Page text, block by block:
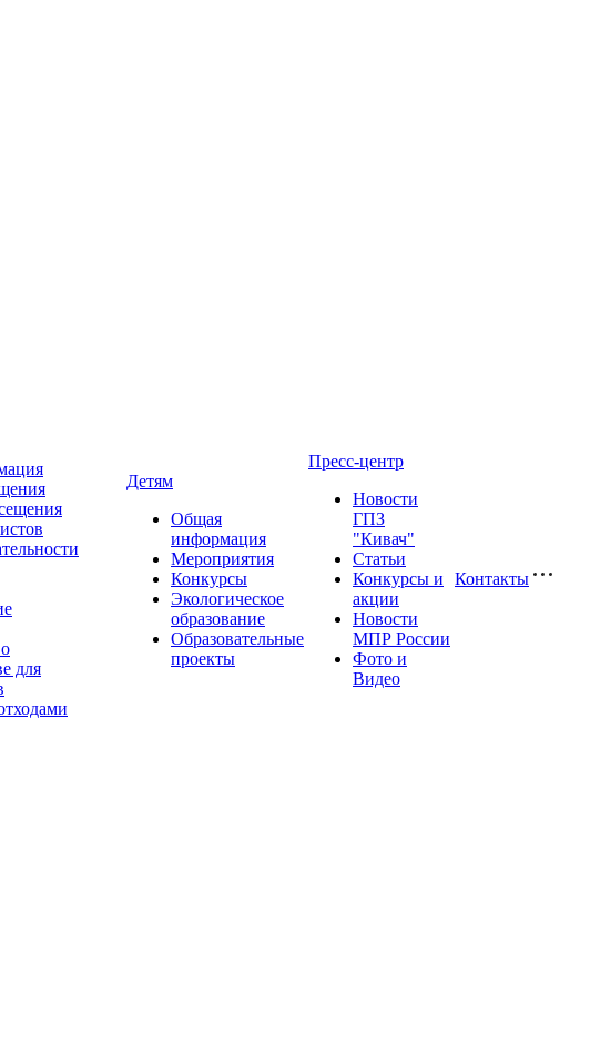
для
Детям
Общая
информация
Мероприятия
Конкурсы
Экологическое
образование
Образовательные
проекты
Пресс-центр
Новости
ГПЗ
"Кивач"
Статьи
Конкурсы и
акции
Новости
МПР России
Фото и
Видео
Контакты